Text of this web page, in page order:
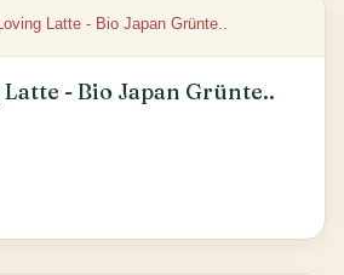
- Bio Japan Grünte..